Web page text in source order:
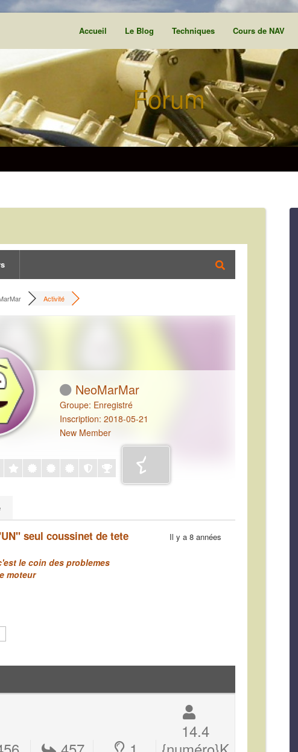
Accueil Le Blog Techniques Cours de NAV
Forum
Activité
NeoMarMar
Groupe: Enregistré
Inscription: 2018-05-21
New Member
seul coussinet de tete
le coin des problemes
moteur
Il y a 8 années
14.4